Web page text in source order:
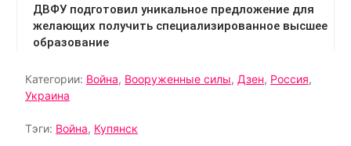
Категории: Война, Вооруженные силы, Дзен, Россия,
Украина
Тэги: Война, Купянск